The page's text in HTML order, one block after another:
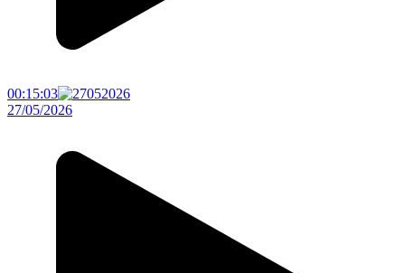
00:15:03
27/05/2026